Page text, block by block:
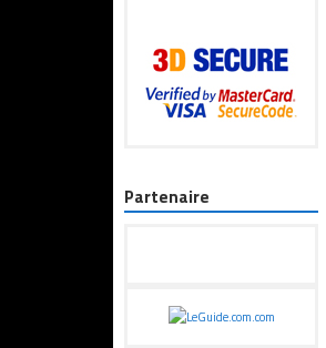
Partenaire